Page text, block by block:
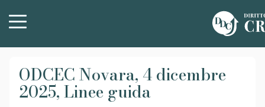
ODCEC Novara, 4 dicembre
2025, Linee guida